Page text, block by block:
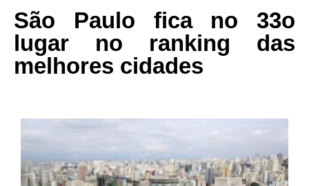
São Paulo fica no 33o
lugar no ranking das
melhores cidades